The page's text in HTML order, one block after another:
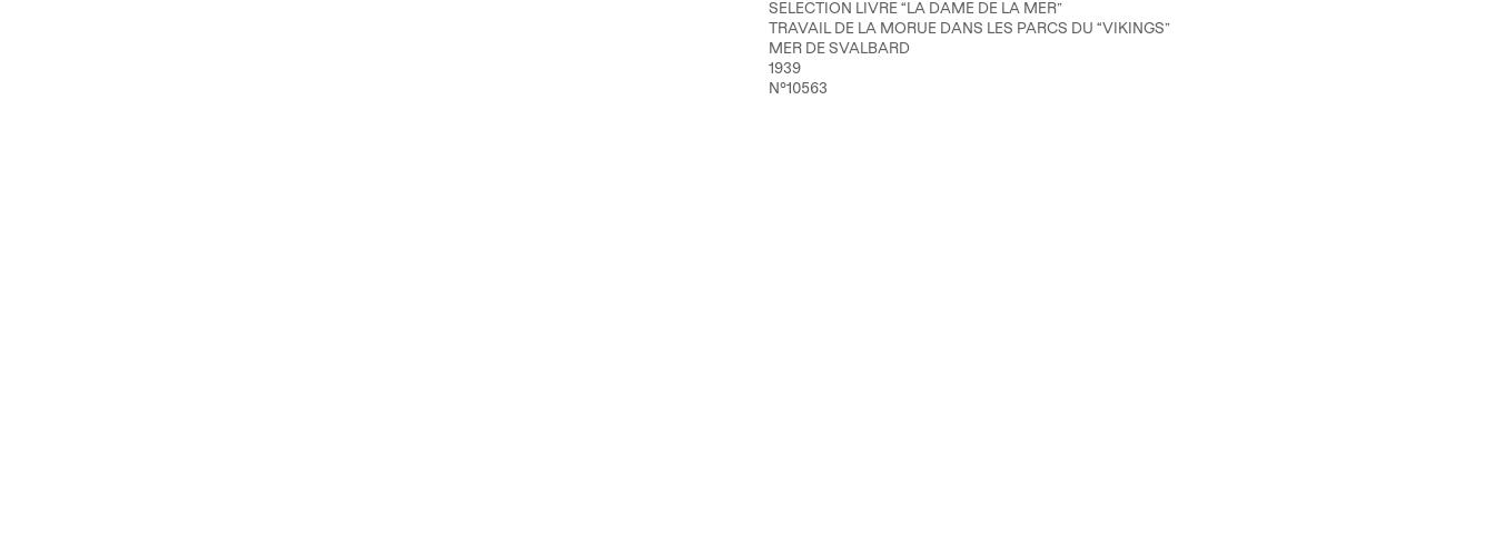
SELECTION LIVRE “LA DAME DE LA MER”
TRAVAIL DE LA MORUE DANS LES PARCS DU “VIKINGS”
MER DE SVALBARD
1939
N°10563